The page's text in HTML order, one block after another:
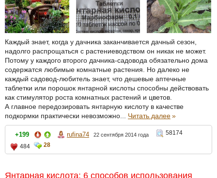
Каждый знает, когда у дачника заканчивается дачный сезон,
надолго распрощаться с растениеводством он никак не может.
Потому у каждого второго дачника-садовода обязательно дома
содержатся любимые комнатные растения. Но далеко не
каждый садовод-любитель знает, что дешевые аптечные
таблетки или порошок янтарной кислоты способны действовать
как стимулятор роста комнатных растений и цветов.
А главное передозировать янтарную кислоту в качестве
подкормки практически невозможно... Читать далее»
+199 rufina74 22 сентября 2014 года
58174
484
28
Янтарная кислота: 6 способов использования